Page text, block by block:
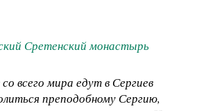
Сретенский монастырь
всего мира едут в Сергиев
преподобному Сергию,